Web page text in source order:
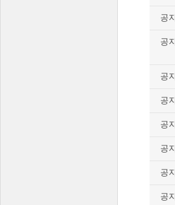
공지
공지
공지
공지
공지
공지
공지
공지